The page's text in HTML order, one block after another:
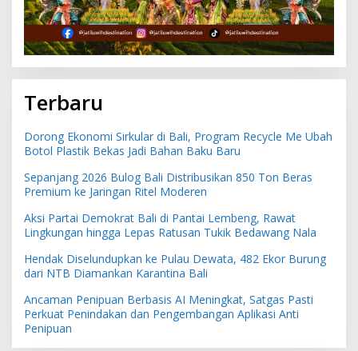
Terbaru
Dorong Ekonomi Sirkular di Bali, Program Recycle Me Ubah
Botol Plastik Bekas Jadi Bahan Baku Baru
Sepanjang 2026 Bulog Bali Distribusikan 850 Ton Beras
Premium ke Jaringan Ritel Moderen
Aksi Partai Demokrat Bali di Pantai Lembeng, Rawat
Lingkungan hingga Lepas Ratusan Tukik Bedawang Nala
Hendak Diselundupkan ke Pulau Dewata, 482 Ekor Burung
dari NTB Diamankan Karantina Bali
Ancaman Penipuan Berbasis AI Meningkat, Satgas Pasti
Perkuat Penindakan dan Pengembangan Aplikasi Anti
Penipuan